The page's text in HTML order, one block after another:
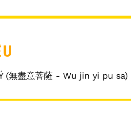
(無盡意菩薩 - Wu jin yi pu sa)